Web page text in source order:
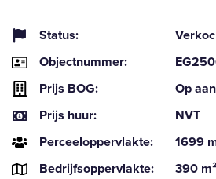
Status:
Objectnummer:
Prijs BOG:
Op
Prijs huur:
NVT
Perceeloppervlakte:
1699
Bedrijfsoppervlakte:
390 m²